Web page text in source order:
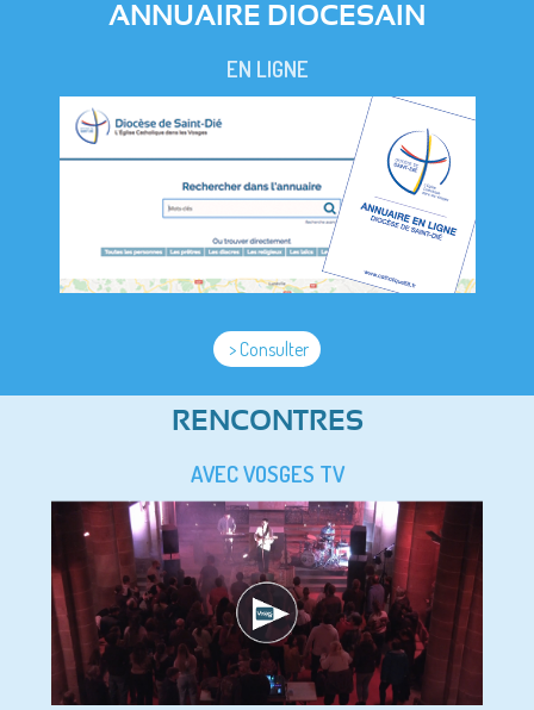
ANNUAIRE DIOCESAIN
EN LIGNE
> Consulter
RENCONTRES
AVEC VOSGES TV